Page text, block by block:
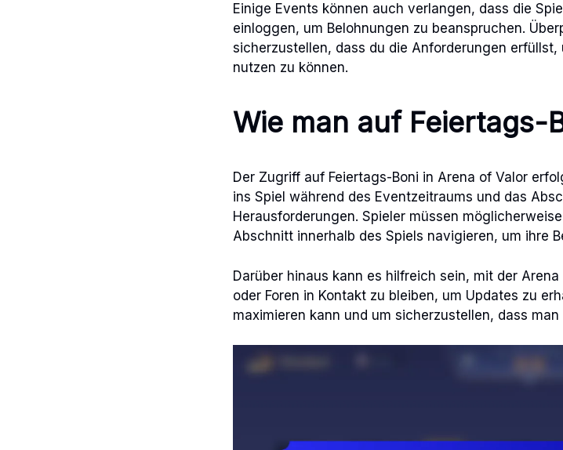
Einige Events können auch verlangen, dass die
einloggen, um Belohnungen zu beanspruchen.
sicherzustellen, dass du die Anforderungen
nutzen zu können.
Wie man auf Feiertags-
Der Zugriff auf Feiertags-Boni in Arena of Valor
ins Spiel während des Eventzeitraums und das
Herausforderungen. Spieler müssen
Abschnitt innerhalb des Spiels navigieren, um ihre
Darüber hinaus kann es hilfreich sein, mit der
oder Foren in Kontakt zu bleiben, um Updates zu
maximieren kann und um sicherzustellen, dass